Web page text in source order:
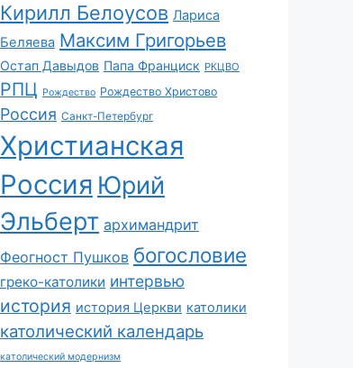
Кирилл Белоусов Лариса
Беляева Максим Григорьев
Остап Давыдов Папа Франциск РКЦВО
РПЦ Рождество Рождество Христово
Россия Санкт-Петербург
Христианская
Россия Юрий
Эльберт архимандрит
Феогност Пушков богословие
греко-католики интервью
история история Церкви католики
католический календарь
католический модернизм